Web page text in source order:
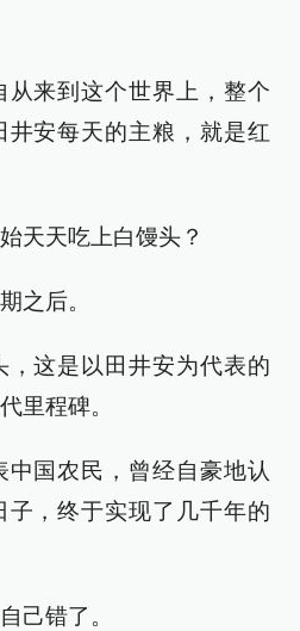
来到这个世界上，整个
安每天的主粮，就是红
天天吃上白馒头？
之后。
这是以田井安为代表的
里程碑。
国农民，曾经自豪地认
子，终于实现了几千年的
己错了。